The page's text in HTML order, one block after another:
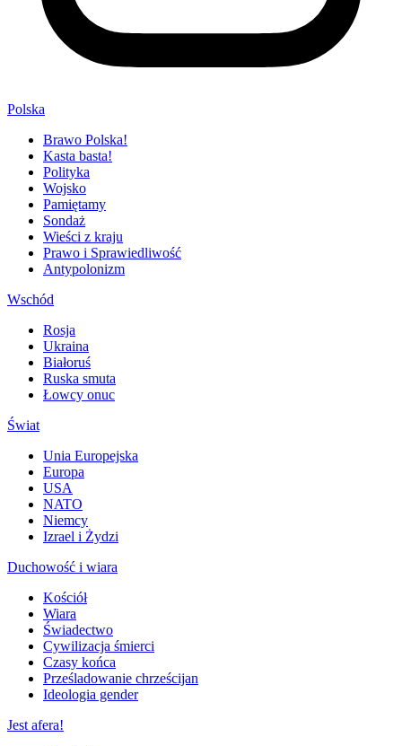
Polska
Brawo Polska!
Kasta basta!
Polityka
Wojsko
Pamiętamy
Sondaż
Wieści z kraju
Prawo i Sprawiedliwość
Antypolonizm
Wschód
Rosja
Ukraina
Białoruś
Ruska smuta
Łowcy onuc
Świat
Unia Europejska
Europa
USA
NATO
Niemcy
Izrael i Żydzi
Duchowość i wiara
Kościół
Wiara
Świadectwo
Cywilizacja śmierci
Czasy końca
Prześladowanie chrześcijan
Ideologia gender
Jest afera!